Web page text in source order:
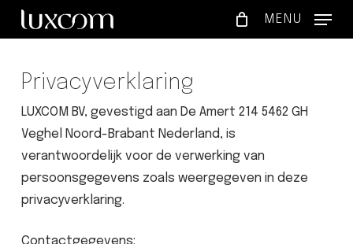
Skip
content
MENU
Privacyverklaring
LUXCOM BV, gevestigd aan De Amert 214 5462 GH
Veghel Noord-Brabant Nederland, is
verantwoordelijk voor de verwerking van
persoonsgegevens zoals weergegeven in deze
privacyverklaring.
Contactgegevens: